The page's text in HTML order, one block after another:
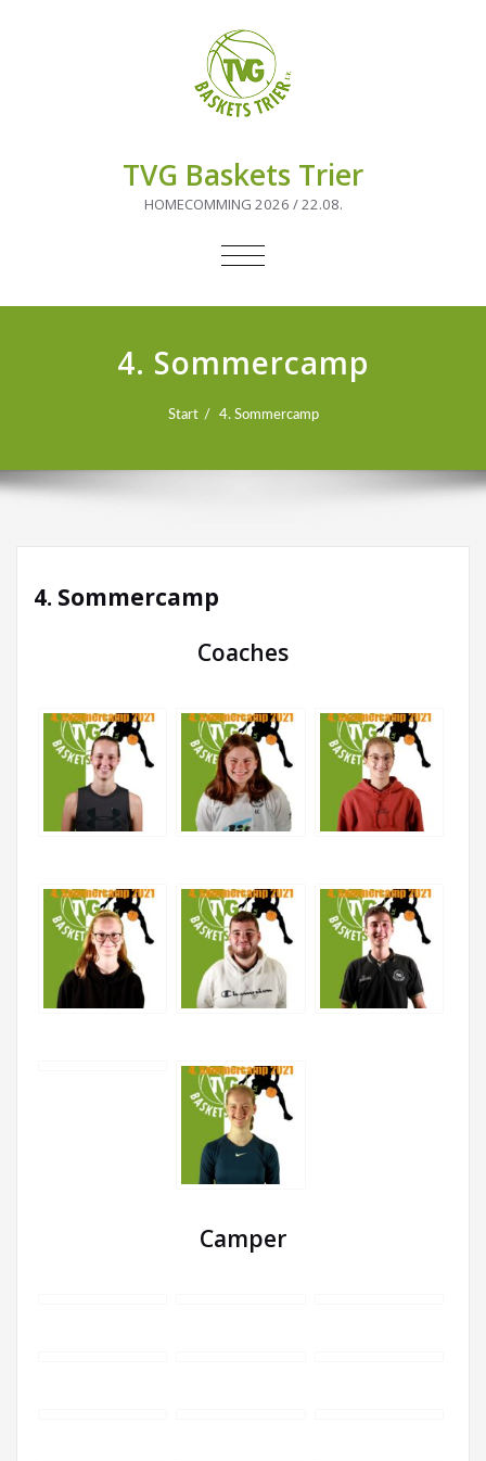
TVG Baskets Trier
HOMECOMMING 2026 / 22.08.
NAVIGATION
4. Sommercamp
Start 4. Sommercamp
4. Sommercamp
Coaches
Camper